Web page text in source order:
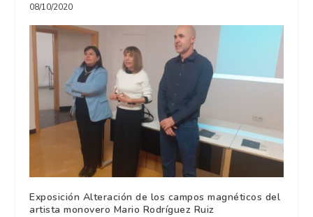
08/10/2020
Exposición Alteración de los campos magnéticos del
artista monovero Mario Rodríguez Ruiz